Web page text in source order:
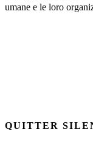
umane e le loro
QUITTER